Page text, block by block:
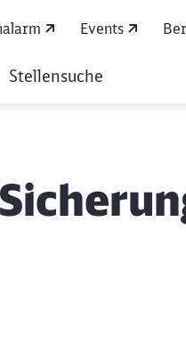
Events
Stellensuche